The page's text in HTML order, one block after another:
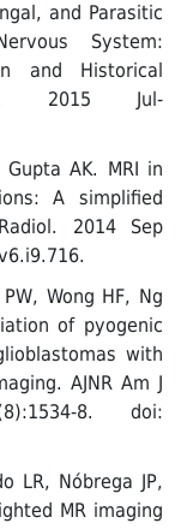
and Parasitic
System:
and Historical
2015 Jul-
Gupta AK. MRI in
A simplified
2014 Sep
Wong HF, Ng
of pyogenic
with
AJNR Am J
8. doi:
LR, Nóbrega JP,
MR imaging